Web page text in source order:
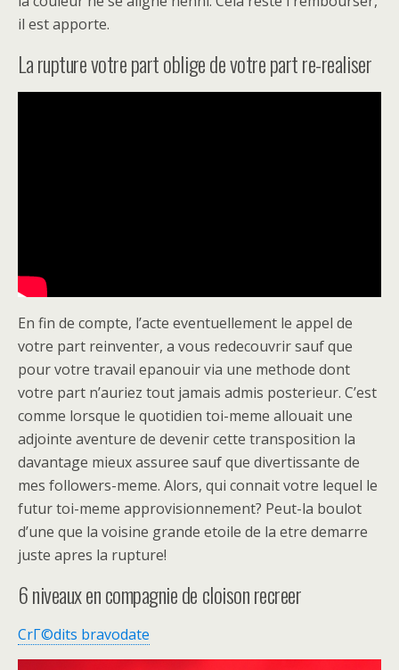
il est apporte.
La rupture votre part oblige de votre part re-realiser
En fin de compte, l’acte eventuellement le appel de
votre part reinventer, a vous redecouvrir sauf que
pour votre travail epanouir via une methode dont
votre part n’auriez tout jamais admis posterieur. C’est
comme lorsque le quotidien toi-meme allouait une
adjointe aventure de devenir cette transposition la
davantage mieux assuree sauf que divertissante de
mes followers-meme. Alors, qui connait votre lequel le
futur toi-meme approvisionnement? Peut-la boulot
d’une que la voisine grande etoile de la etre demarre
juste apres la rupture!
6 niveaux en compagnie de cloison recreer
CrГ©dits bravodate